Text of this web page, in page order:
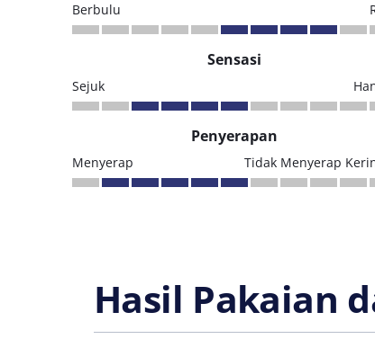
Berbulu
Sensasi
Sejuk
Penyerapan
Menyerap Tidak Menyerap
Hasil Pakaian